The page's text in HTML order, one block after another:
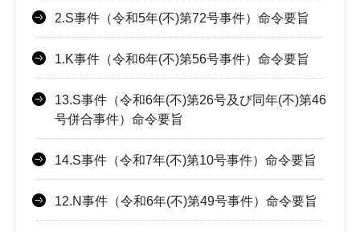
2.S事件（令和5年(不)第72号事件）命令要旨
1.K事件（令和6年(不)第56号事件）命令要旨
13.S事件（令和6年(不)第26号及び同年(不)第46
号併合事件）命令要旨
14.S事件（令和7年(不)第10号事件）命令要旨
12.N事件（令和6年(不)第49号事件）命令要旨